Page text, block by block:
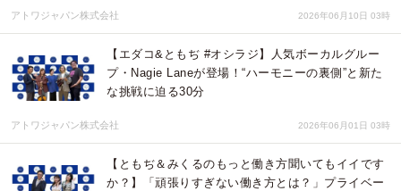
アトワジャパン株式会社 2026年06月10日 03時
【エダコ&ともぢ #オシラジ】人気ボーカルグルー
プ・Nagie Laneが登場！“ハーモニーの裏側”と新た
な挑戦に迫る30分
アトワジャパン株式会社 2026年06月01日 03時
【ともぢ＆みくるのもっと働き方聞いてもイイです
か？】「頑張りすぎない働き方とは？」プライベー